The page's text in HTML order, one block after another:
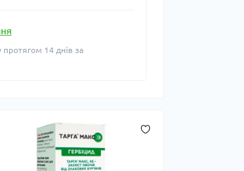
14 днів за